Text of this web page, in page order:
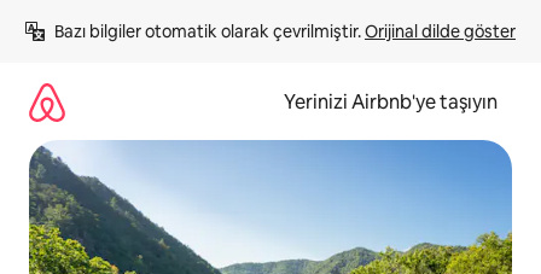
atla
Bazı bilgiler otomatik olarak çevrilmiştir. Orijinal dilde göster
Yerinizi Airbnb'ye taşıyın